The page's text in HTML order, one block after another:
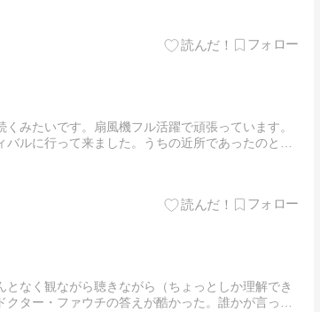
みたいです。扇風機フル活躍で頑張っています。
ルに行って来ました。うちの近所であったのと同
なく観ながら聴きながら（ちょっとしか理解でき
ター・ファウチの答えが酷かった。誰かが言って